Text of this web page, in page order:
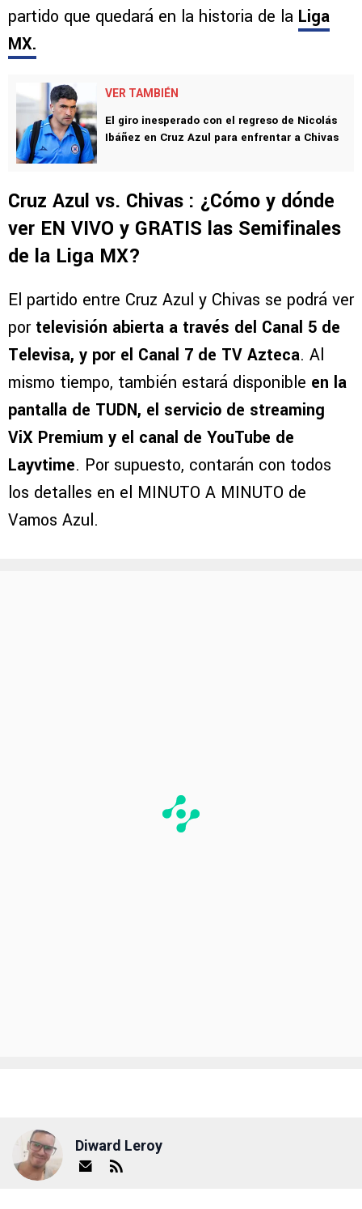
partido que quedará en la historia de la Liga
MX.
VER TAMBIÉN
El giro inesperado con el regreso de Nicolás
Ibáñez en Cruz Azul para enfrentar a Chivas
Cruz Azul vs. Chivas : ¿Cómo y dónde
ver EN VIVO y GRATIS las Semifinales
de la Liga MX?
El partido entre Cruz Azul y Chivas se podrá ver
por televisión abierta a través del Canal 5 de
Televisa, y por el Canal 7 de TV Azteca. Al
mismo tiempo, también estará disponible en la
pantalla de TUDN, el servicio de streaming
ViX Premium y el canal de YouTube de
Layvtime. Por supuesto, contarán con todos
los detalles en el MINUTO A MINUTO de
Vamos Azul.
Diward Leroy